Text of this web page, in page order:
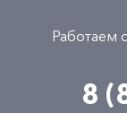
Работаем
8